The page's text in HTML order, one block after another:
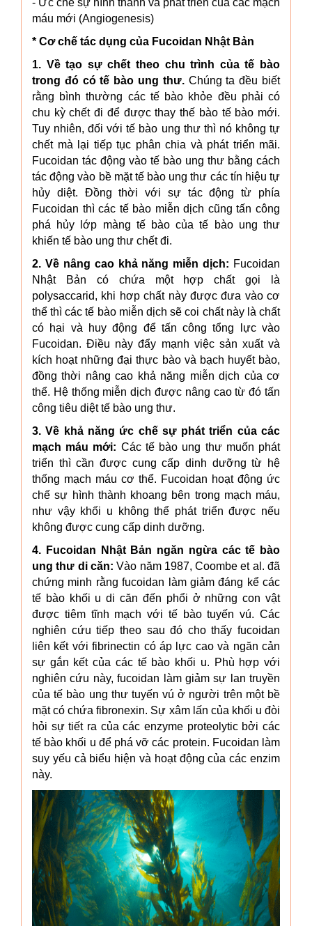
- Ức chế sự hình thành và phát triển của các mạch
máu mới (Angiogenesis)
* Cơ chế tác dụng của Fucoidan Nhật Bản
1. Về tạo sự chết theo chu trình của tế bào
trong đó có tế bào ung thư.Chúng ta đều biết
rằng bình thường các tế bào khỏe đều phải có
chu kỳ chết đi để được thay thế bào tế bào mới.
Tuy nhiên, đối với tế bào ung thư thì nó không tự
chết mà lại tiếp tục phân chia và phát triển mãi.
Fucoidan tác động vào tế bào ung thư bằng cách
tác động vào bề mặt tế bào ung thư các tín hiệu tự
hủy diệt. Đồng thời với sự tác động từ phía
Fucoidan thì các tế bào miễn dịch cũng tấn công
phá hủy lớp màng tế bào của tế bào ung thư
khiến tế bào ung thư chết đi.
2. Về nâng cao khả năng miễn dịch: Fucoidan
Nhật Bản có chứa một hợp chất gọi là
polysaccarid, khi hơp chất này được đưa vào cơ
thể thì các tế bào miễn dịch sẽ coi chất này là chất
có hại và huy động để tấn công tổng lực vào
Fucoidan. Điều này đẩy mạnh việc sản xuất và
kích hoạt những đại thực bào và bạch huyết bào,
đồng thời nâng cao khả năng miễn dịch của cơ
thể. Hệ thống miễn dịch được nâng cao từ đó tấn
công tiêu diệt tế bào ung thư.
3. Về khả năng ức chế sự phát triển của các
mạch máu mới: Các tế bào ung thư muốn phát
triển thì cần được cung cấp dinh dưỡng từ hệ
thống mạch máu cơ thể. Fucoidan hoạt động ức
chế sự hình thành khoang bên trong mạch máu,
như vậy khối u không thể phát triển được nếu
không được cung cấp dinh dưỡng.
4. Fucoidan Nhật Bản ngăn ngừa các tế bào
ung thư di căn:Vào năm 1987, Coombe et al. đã
chứng minh rằng fucoidan làm giảm đáng kể các
tế bào khối u di căn đến phổi ở những con vật
được tiêm tĩnh mạch với tế bào tuyến vú. Các
nghiên cứu tiếp theo sau đó cho thấy fucoidan
liên kết với fibrinectin có áp lực cao và ngăn cản
sự gắn kết của các tế bào khối u. Phù hợp với
nghiên cứu này, fucoidan làm giảm sự lan truyền
của tế bào ung thư tuyến vú ở người trên một bề
mặt có chứa fibronexin. Sự xâm lấn của khối u đòi
hỏi sự tiết ra của các enzyme proteolytic bởi các
tế bào khối u để phá vỡ các protein. Fucoidan làm
suy yếu cả biểu hiện và hoạt động của các enzim
này.